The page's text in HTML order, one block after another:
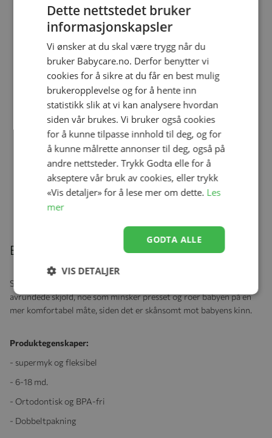
kr 369,00kr 229,00
Ullbody, Helledussen, Deep Oak
kr 279,00 kr 167,40
Ullongs, Helledussen, Navy
kr 279,00kr 167,40
Beskrivelse
Sensitiv hud trenger ekstra pleie. Philip Avent ultra soft har
avrundede skjold, noe som minsker presset og roer babyen på en
mer komfortabel måte, siden det er skånsomt mot babyens kinn.
Produktegenskaper:
- supermyk og fleksibel
- 6-18 md.
- Ortodontisk og BPA-fri
- Dobbeltpakning
Dette nettstedet bruker
informasjonskapsler
Vi ønsker at du skal være trygg når du
bruker Babycare.no. Derfor benytter vi
cookies for å sikre at du får en best mulig
brukeropplevelse og for å hente inn
statistikk slik at vi kan analysere hvordan
siden vår brukes. Vi bruker også cookies
for å kunne tilpasse innhold til deg, og for
å kunne målrette annonser til deg, også på
andre nettsteder. Trykk Godta elle for å
akseptere vår bruk av cookies, eller trykk
«Vis detaljer» for å lese mer om dette. Les
mer
GODTA ALLE
VIS DETALJER